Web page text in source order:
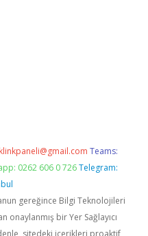
Teams:
0262 606 0 726 Telegram:
gereğince Bilgi Teknolojileri
onaylanmış bir Yer Sağlayıcı
sitedeki içerikleri proaktif